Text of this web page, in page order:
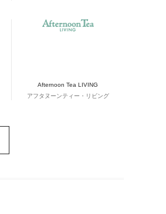
Afternoon Tea LIVING
アフタヌーンティー・リビング